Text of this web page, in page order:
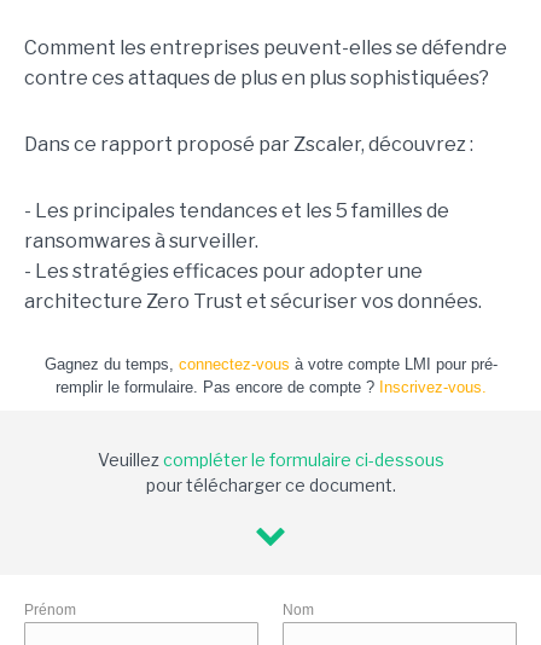
Comment les entreprises peuvent-elles se défendre
contre ces attaques de plus en plus sophistiquées?
Dans ce rapport proposé par Zscaler, découvrez :
- Les principales tendances et les 5 familles de
ransomwares à surveiller.
- Les stratégies efficaces pour adopter une
architecture Zero Trust et sécuriser vos données.
Gagnez du temps, connectez-vous à votre compte LMI pour pré-
remplir le formulaire. Pas encore de compte ? Inscrivez-vous.
Veuillezcompléter le formulaire ci-dessous
pour télécharger ce document.
Prénom Nom